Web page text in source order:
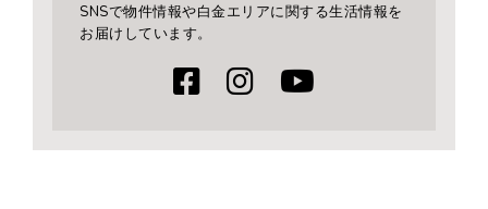
SNSで物件情報や白金エリアに関する生活情報を
お届けしています。